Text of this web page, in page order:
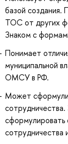
базой создания.
ТОС от других
Знаком с
Понимает
муниципальной
ОМСУ в РФ.
Может
сотрудничества